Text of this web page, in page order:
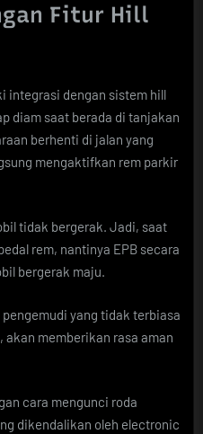
Fitur Hill
integrasi dengan sistem hill
diam saat berada di tanjakan
berhenti di jalan yang
mengaktifkan rem parkir
tidak bergerak. Jadi, saat
rem, nantinya EPB secara
bergerak maju.
yang tidak terbiasa
akan memberikan rasa aman
cara mengunci roda
dikendalikan oleh electronic